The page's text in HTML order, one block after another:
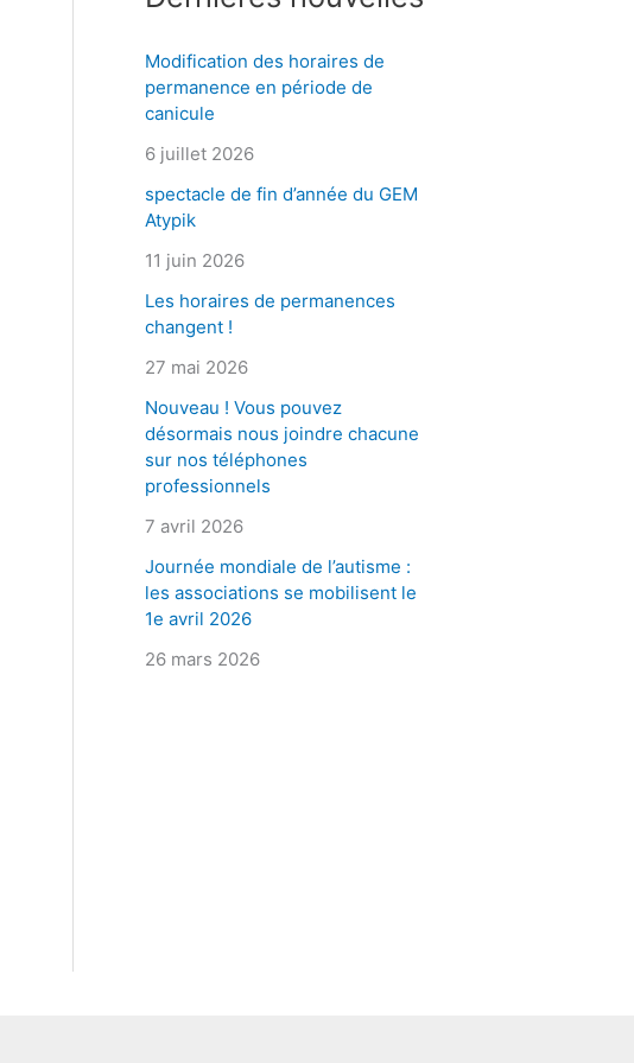
Modification des horaires de
permanence en période de
canicule
6 juillet 2026
spectacle de fin d’année du GEM
Atypik
11 juin 2026
Les horaires de permanences
changent !
27 mai 2026
Nouveau ! Vous pouvez
désormais nous joindre chacune
sur nos téléphones
professionnels
7 avril 2026
Journée mondiale de l’autisme :
les associations se mobilisent le
1e avril 2026
26 mars 2026